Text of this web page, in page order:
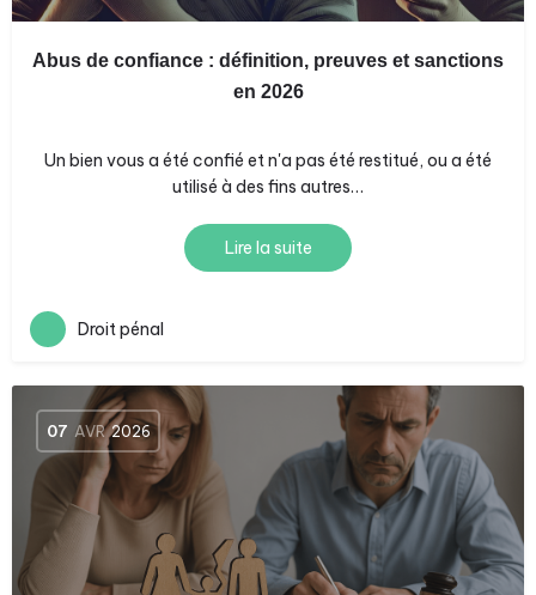
Abus de confiance : définition, preuves et sanctions
en 2026
Un bien vous a été confié et n'a pas été restitué, ou a été
utilisé à des fins autres…
Lire la suite
Droit pénal
07 AVR 2026